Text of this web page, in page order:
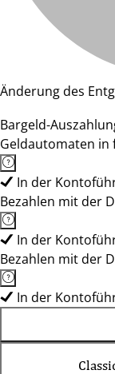
Änderung des
Bargeld-
Geldautomaten
In der
Bezahlen mit der
In der
Bezahlen mit der
In der